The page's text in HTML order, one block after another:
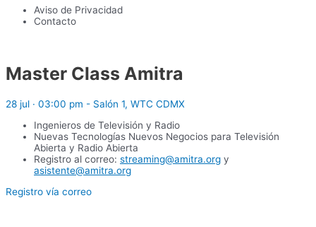
Aviso de Privacidad
Contacto
Master Class Amitra
28 jul · 03:00 pm - Salón 1, WTC CDMX
Ingenieros de Televisión y Radio
Nuevas Tecnologías Nuevos Negocios para Televisión
Abierta y Radio Abierta
Registro al correo: streaming@amitra.org y
asistente@amitra.org
Registro vía correo